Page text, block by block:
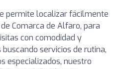
permite localizar fácilmente
Comarca de Alfaro, para
con comodidad y
servicios de rutina,
especializados, nuestro